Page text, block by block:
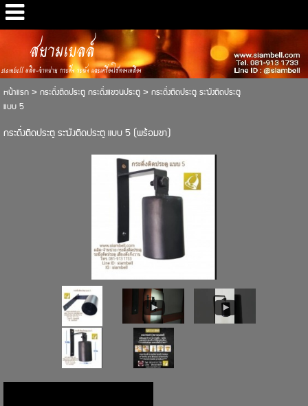
สยามเบลล์
siambell ผลิต-จำหน่าย กระดิ่ง ระฆัง และเครื่องใช้ทองเหลือง
หน้าแรก> กระดิ่งติดประตู กระดิ่งแขวนประตู> กระดิ่งติดประตู ระฆังติดประตู
แบบ 5
กระดิ่งติดประตู ระฆังติดประตู แบบ 5 (พร้อมขา)